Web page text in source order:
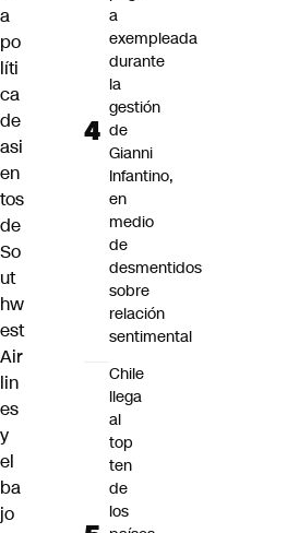
a
po
líti
ca
de
asi
en
tos
de
So
ut
hw
est
Air
lin
es
y
el
ba
jo
a
exempleada
durante
la
gestión
de
Gianni
Infantino,
en
medio
de
desmentidos
sobre
relación
sentimental
Chile
llega
al
top
ten
de
los